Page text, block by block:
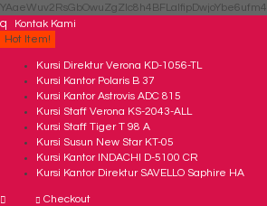
YAaeWuv2RsGbOwuZgZlc8h4BFLalfipDwjoYbe6ufm4
q
Kontak Kami
Hot Item!
Kursi Direktur Verona KD-1056-TL
Kursi Kantor Polaris B 37
Kursi Kantor Astrovis ADC 815
Kursi Staff Verona KS-2043-ALL
Kursi Staff Tiger T 98 A
Kursi Susun New Star KT-05
Kursi Kantor INDACHI D-5100 CR
Kursi Kantor Direktur SAVELLO Saphire HA
Checkout